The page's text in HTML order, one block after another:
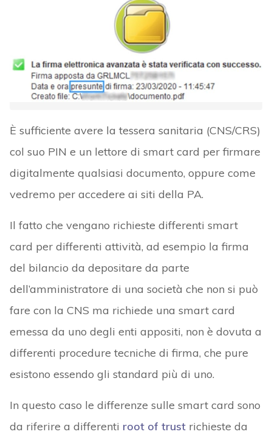
È sufficiente avere la tessera sanitaria (CNS/CRS)
col suo PIN e un lettore di smart card per firmare
digitalmente qualsiasi documento, oppure come
vedremo per accedere ai siti della PA.
Il fatto che vengano richieste differenti smart
card per differenti attività, ad esempio la firma
del bilancio da depositare da parte
dell’amministratore di una società che non si può
fare con la CNS ma richiede una smart card
emessa da uno degli enti appositi, non è dovuta a
differenti procedure tecniche di firma, che pure
esistono essendo gli standard più di uno.
In questo caso le differenze sulle smart card sono
da riferire a differenti root of trustrichieste da